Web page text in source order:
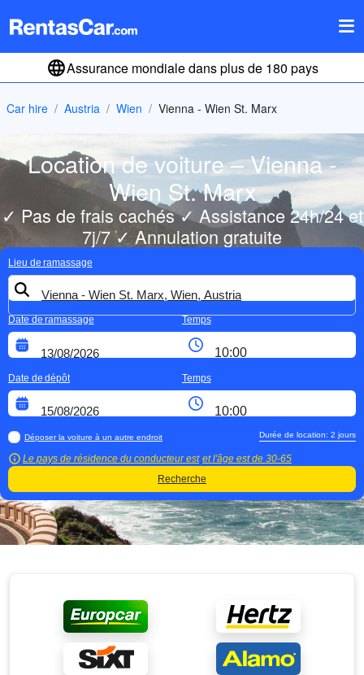
Assurance mondiale dans plus de 180 pays
Car hire Austria Wien Vienna - Wien St. Marx
Location de voiture – Vienna -
Wien St. Marx
✓ Pas de frais cachés ✓ Assistance 24h/24 et
7j/7 ✓ Annulation gratuite
Lieu de ramassage
Date de ramassage Temps
Date de dépôt Temps
Déposer la voiture à un autre endroit
Le pays de résidence du conducteur est et l'âge est de 30-65
Durée de location: 2 jours
Recherche